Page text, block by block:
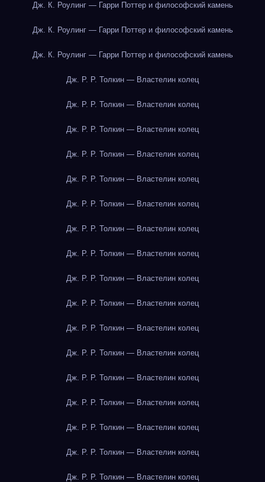
Дж. К. Роулинг — Гарри Поттер и философский камень
Дж. К. Роулинг — Гарри Поттер и философский камень
Дж. К. Роулинг — Гарри Поттер и философский камень
Дж. Р. Р. Толкин — Властелин колец
Дж. Р. Р. Толкин — Властелин колец
Дж. Р. Р. Толкин — Властелин колец
Дж. Р. Р. Толкин — Властелин колец
Дж. Р. Р. Толкин — Властелин колец
Дж. Р. Р. Толкин — Властелин колец
Дж. Р. Р. Толкин — Властелин колец
Дж. Р. Р. Толкин — Властелин колец
Дж. Р. Р. Толкин — Властелин колец
Дж. Р. Р. Толкин — Властелин колец
Дж. Р. Р. Толкин — Властелин колец
Дж. Р. Р. Толкин — Властелин колец
Дж. Р. Р. Толкин — Властелин колец
Дж. Р. Р. Толкин — Властелин колец
Дж. Р. Р. Толкин — Властелин колец
Дж. Р. Р. Толкин — Властелин колец
Дж. Р. Р. Толкин — Властелин колец